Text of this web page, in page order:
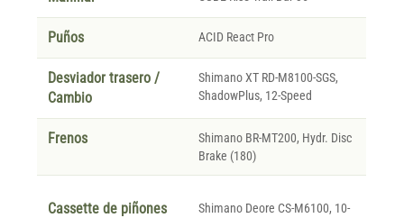
Puños ACID React Pro
Desviador trasero /
Cambio
Shimano XT RD-M8100-SGS,
ShadowPlus, 12-Speed
Frenos
Shimano BR-MT200, Hydr. Disc
Brake (180)
Cassette de piñones Shimano Deore CS-M6100, 10-